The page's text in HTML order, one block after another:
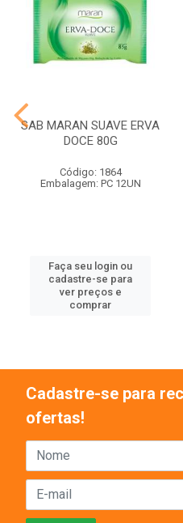
SAB MARAN SUAVE ERVA
DOCE 80G
Código: 1864
Embalagem: PC 12UN
Faça seu login ou
cadastre-se para
ver preços e
comprar
Cadastre-se para
ofertas!